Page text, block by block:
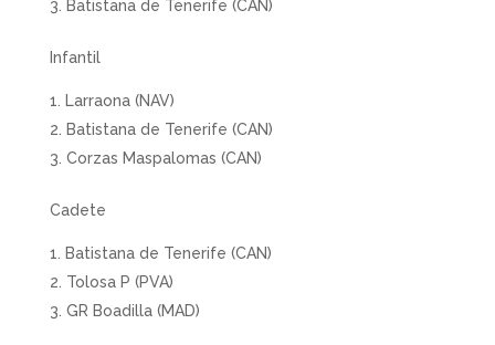
Batistana de Tenerife (CAN)
Infantil
Larraona (NAV)
Batistana de Tenerife (CAN)
Corzas Maspalomas (CAN)
Cadete
Batistana de Tenerife (CAN)
Tolosa P (PVA)
GR Boadilla (MAD)